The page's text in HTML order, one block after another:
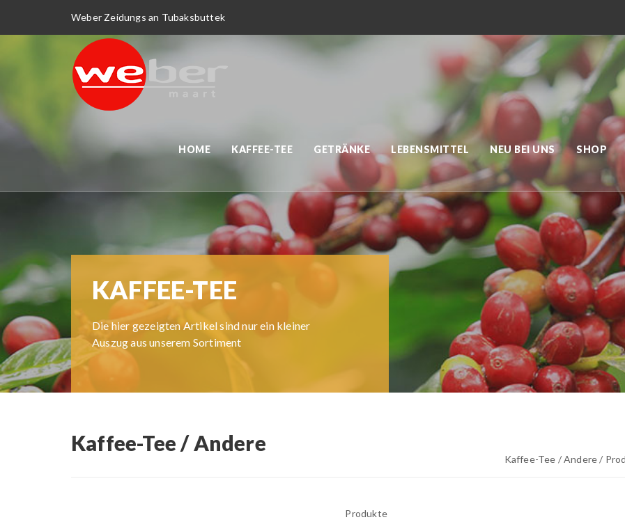
Weber Zeidungs an Tubaksbuttek
HOME KAFFEE-TEE GETRÄNKE LEBENSMITTEL NEU BEI UNS SHOP
KAFFEE-TEE
Die hier gezeigten Artikel sind nur ein kleiner
Auszug aus unserem Sortiment
Kaffee-Tee / Andere
Kaffee-Tee / Andere /
Produkte